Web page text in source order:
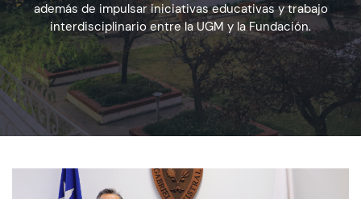
Dirección de Desarrollo Estudiantil
Becas y Beneficios
Estudiantes
además de impulsar iniciativas educativas y trabajo
interdisciplinario entre la UGM y la Fundación.